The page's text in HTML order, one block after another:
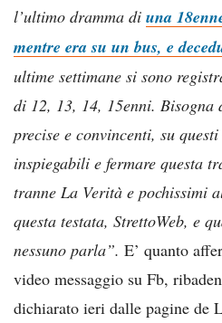
l’ultimo dramma di una
mentre era su un bus, e
ultime settimane si sono
di 12, 13, 14, 15enni. Bisogna
precise e convincenti, su
inspiegabili e fermare questa
tranne La Verità e pochissimi
questa testata, StrettoWeb, e
nessuno parla”. E’ quanto
video messaggio su Fb,
dichiarato ieri dalle pagine de